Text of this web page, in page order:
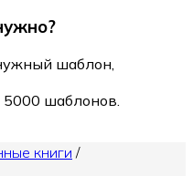
шаблон,
шаблонов.
книги /